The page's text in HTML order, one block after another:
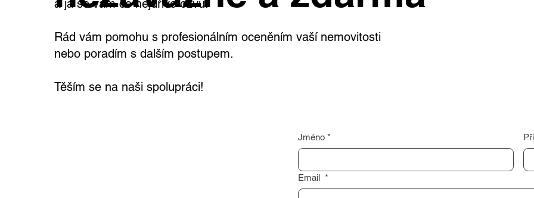
a já se vám co nejdříve ozvu.
Rád vám pomohu s profesionálním oceněním vaší nemovitosti
nebo poradím s dalším postupem.
Těším se na naši spolupráci!
Jméno *
Email *